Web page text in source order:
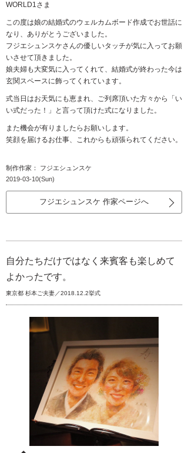
WORLD1さま
この度は娘の結婚式のウェルカムボード作成でお世話に
なり、ありがとうございました。
フジエシュンスケさんの優しいタッチが気に入ってお願
いさせて頂きました。
娘夫婦も大変気に入ってくれて、結婚式が終わった今は
玄関スペースに飾ってくれています。
式当日はお天気にも恵まれ、ご列席頂いた方々から「い
い式だった！」と言って頂けた式になりました。
また機会が有りましたらお願いします。
笑顔を届けるお仕事、これからも頑張られてください。
制作作家： フジエシュンスケ
2019-03-10(Sun)
フジエシュンスケ 作家ページへ
自分たちだけではなく来賓客も楽しめて
よかったです。
東京都 杉本ご夫妻／2018.12.2挙式